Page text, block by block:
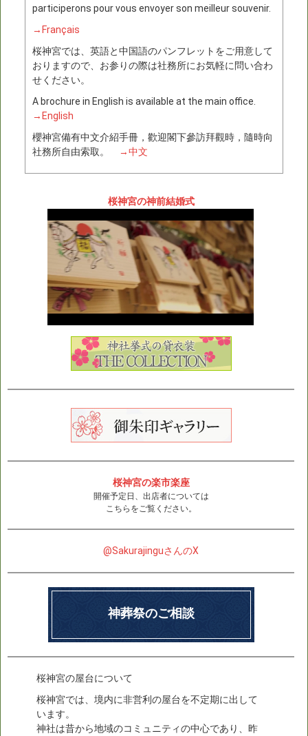
participerons pour vous envoyer son meilleur souvenir.
→Français
桜神宮では、英語と中国語のパンフレットをご用意して
おりますので、お参りの際は社務所にお気軽に問い合わ
せください。
A brochure in English is available at the main office.
→English
櫻神宮備有中文介紹手冊，歡迎閣下參訪拜觀時，隨時向
社務所自由索取。
→中文
桜神宮の神前結婚式
桜神宮の楽市楽座
開催予定日、出店者については
こちらをご覧ください。
@SakurajinguさんのX
神葬祭のご相談
桜神宮の屋台について
桜神宮では、境内に非営利の屋台を不定期に出して
います。
神社は昔から地域のコミュニティの中心であり、昨